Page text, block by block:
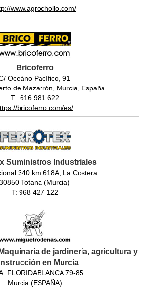
www.agrochollo.com/
Bricoferro
Oceáno Pacífico, 91
de Mazarrón, Murcia, España
T.: 616 981 622
bricoferro.com/es/
Suministros Industriales
340 km 618A, La Costera
30850 Totana (Murcia)
T: 968 427 122
de jardinería, agricultura y
en Murcia
FLORIDABLANCA 79-85
Murcia (ESPAÑA)